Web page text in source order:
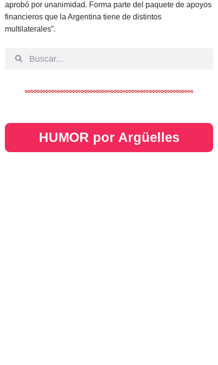
aprobó por unanimidad. Forma parte del paquete de apoyos
financieros que la Argentina tiene de distintos
multilaterales”.
HUMOR por Argüelles​